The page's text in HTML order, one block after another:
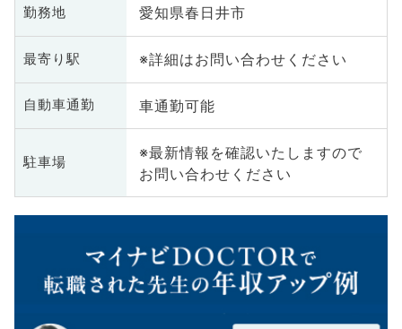
勤務地 愛知県春日井市
最寄り駅 ※詳細はお問い合わせください
自動車通勤 車通勤可能
駐車場
※最新情報を確認いたしますので
お問い合わせください